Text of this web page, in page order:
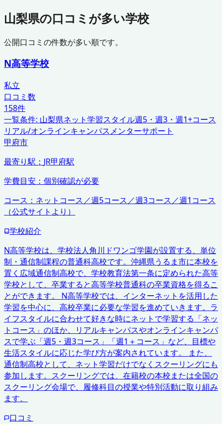
山梨県の口コミが多い学校
公開口コミの件数が多い順です。
N高等学校
私立
口コミ数
158件
一覧条件: 山梨県ネット学習スタイル週5・週3・週1+コース
リアル/オンラインキャンパスメンターサポート
甲府市
最寄り駅： JR甲府駅
学費目安： 個別確認が必要
コース： ネットコース／週5コース／週3コース／週1コース
（公式サイトより）
学校紹介
N高等学校は、学校法人角川ドワンゴ学園が設置する、単位
制・通信制課程の普通科高校です。沖縄県うるま市に本校を
置く広域通信制高校で、学校教育法第一条に定められた高等
学校として、卒業すると高等学校普通科の卒業資格を得るこ
とができます。 N高等学校では、インターネットを活用した
学習を中心に、高校卒業に必要な学習を進めていきます。ラ
イフスタイルに合わせて好きな時にネットで学習する「ネッ
トコース」のほか、リアルキャンパスやオンラインキャンパ
スで学ぶ「週5・週3コース」「週1＋コース」など、目標や
生活スタイルに応じた学び方が案内されています。 また、
通信制高校として、ネット学習だけでなくスクーリングにも
参加します。スクーリングでは、在籍校の本校または全国の
スクーリング会場で、履修科目の授業や特別活動に取り組み
ます。
口コミ